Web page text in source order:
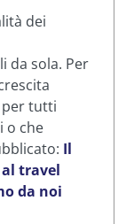
dei
da sola. Per
per tutti
o che
Il
al travel
da noi